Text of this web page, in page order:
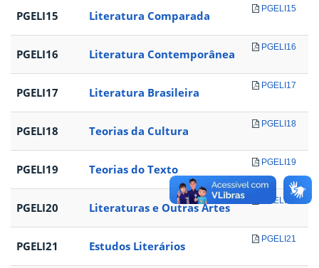
PGELI15 Literatura Comparada
PGELI15
PGELI16 Literatura Contemporânea
PGELI16
PGELI17 Literatura Brasileira
PGELI17
PGELI18 Teorias da Cultura
PGELI18
PGELI19 Teorias do Texto
PGELI19
PGELI20 Literaturas e Outras Artes
PGELI20
PGELI21 Estudos Literários
PGELI21